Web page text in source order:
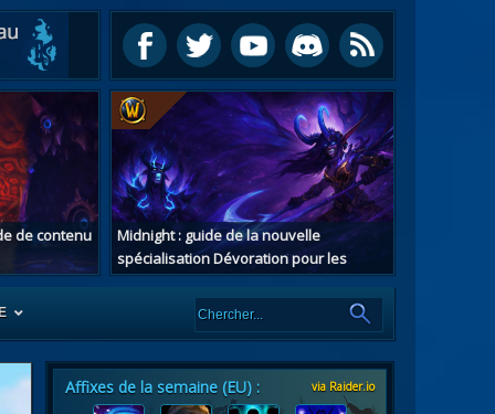
de contenu
Midnight : guide de la nouvelle
spécialisation Dévoration pour les
chasseurs de démons
Affixes de la semaine (EU) : via Raider.io